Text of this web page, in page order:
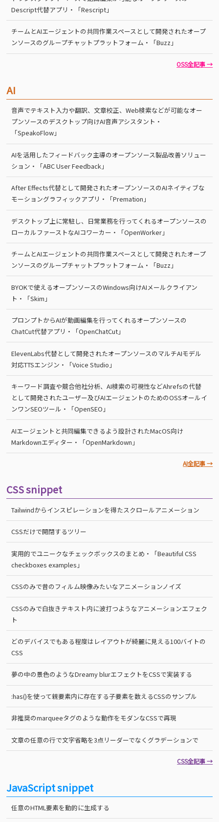
Descript代替アプリ・「Rescript」
チームとAIエージェントの共同作業スペースとして開発されたオープ
ンソースのグループチャットプラットフォーム・「Buzz」
OSS全記事 →
AI
音声でテキスト入力や翻訳、文章校正、Web検索などが可能なオー
プンソースのデスクトップ向けAI音声アシスタント・
「SpeakoFlow」
AIを活用したフィードバック主導のオープンソース製品改善ソリュー
ション・「ABC User Feedback」
After Effects代替として開発されたオープンソースのAIネイティブな
モーショングラフィックアプリ・「Premation」
デスクトップ上に常駐し、日常業務を行ってくれるオープンソースの
ローカルファーストなAIコワーカー・「OpenWorker」
チームとAIエージェントの共同作業スペースとして開発されたオープ
ンソースのグループチャットプラットフォーム・「Buzz」
BYOKで使えるオープンソースのWindows向けAIメールクライアン
ト・「Skim」
プロンプトからAIが動画編集を行ってくれるオープンソースの
ChatCut代替アプリ・「OpenChatCut」
ElevenLabs代替として開発されたオープンソースのマルチAIモデル
対応TTSエンジン・「Voice Studio」
キーワード調査や競合他社分析、AI検索の可視性などAhrefsの代替
として開発されたユーザー及びAIエージェントのためのOSSオールイ
ンワンSEOツール・「OpenSEO」
AIエージェントと共同編集できるよう設計されたMacOS向け
Markdownエディター・「OpenMarkdown」
AI全記事 →
CSS snippet
Tailwindからインスピレーションを得たスクロールアニメーション
CSSだけで開閉するツリー
実用的でユニークなチェックボックスのまとめ・「Beautiful CSS
checkboxes examples」
CSSのみで昔のフィルム映像みたいなアニメーションノイズ
CSSのみで白抜きテキスト内に波打つようなアニメーションエフェク
ト
どのデバイスでもある程度はレイアウトが綺麗に見える100バイトの
CSS
夢の中の景色のようなDreamy blurエフェクトをCSSで実装する
:has()を使って親要素内に存在する子要素を数えるCSSのサンプル
非推奨のmarqueeタグのような動作をモダンなCSSで再現
文章の任意の行で文字省略を3点リーダーでなくグラデーションで
CSS全記事 →
JavaScript snippet
任意のHTML要素を動的に生成する